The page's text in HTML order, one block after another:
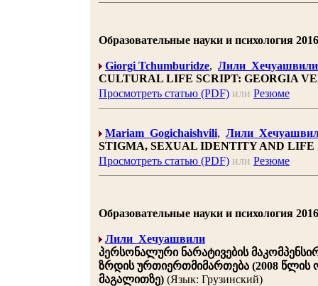
Образовательные науки и психология
Giorgi Tchumburidze, Лили Хечуашвили
CULTURAL LIFE SCRIPT: GEORGIA
Просмотреть статью (PDF) или Резюме
Mariam Gogichaishvili, Лили
STIGMA, SEXUAL IDENTITY AND LIFE
Просмотреть статью (PDF) или Резюме
Образовательные науки и психология
Лили Хечуашвили
პერსონალური ნარატივების
ზრდის ურთიერთმიმართება (2008 წლის
მაგალითზე) (Язык: Грузинский)